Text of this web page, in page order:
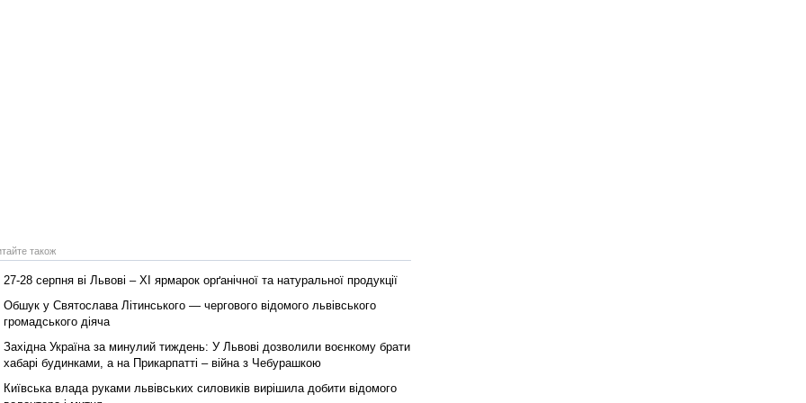
також
27-28 серпня ві Львові – ХІ ярмарок орґанічної та натуральної продукції
Обшук у Святослава Літинського — чергового відомого львівського
громадського діяча
Західна Україна за минулий тиждень: У Львові дозволили воєнкому брати
хабарі будинками, а на Прикарпатті – війна з Чебурашкою
Київська влада руками львівських силовиків вирішила добити відомого